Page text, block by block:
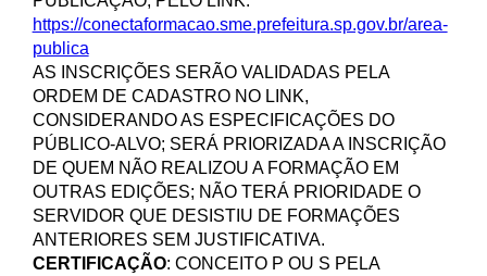
https://conectaformacao.sme.prefeitura.sp.gov.br/area-
publica
AS INSCRIÇÕES SERÃO VALIDADAS PELA
ORDEM DE CADASTRO NO LINK,
CONSIDERANDO AS ESPECIFICAÇÕES DO
PÚBLICO-ALVO; SERÁ PRIORIZADA A INSCRIÇÃO
DE QUEM NÃO REALIZOU A FORMAÇÃO EM
OUTRAS EDIÇÕES; NÃO TERÁ PRIORIDADE O
SERVIDOR QUE DESISTIU DE FORMAÇÕES
ANTERIORES SEM JUSTIFICATIVA.
CERTIFICAÇÃO: CONCEITO P OU S PELA